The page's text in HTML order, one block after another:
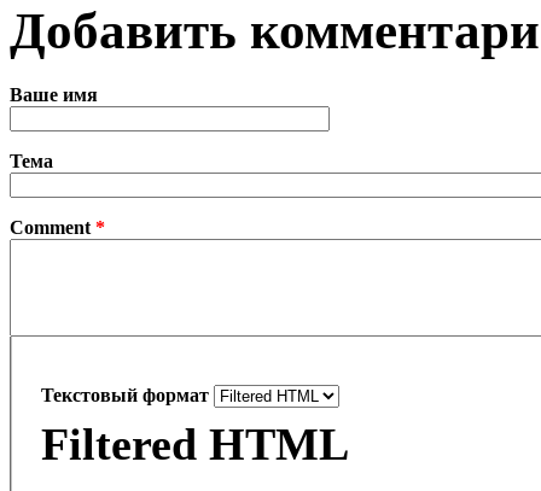
Добавить
Ваше имя
Тема
Comment *
Текстовый формат
Filtered HTML